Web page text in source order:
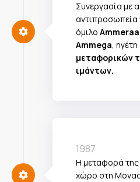
Συνεργασία με
αντιπροσωπεία
όμιλο
Ammega,
μεταφορικών
ιμάντων.
1987
Η μεταφορά της
χώρο στη